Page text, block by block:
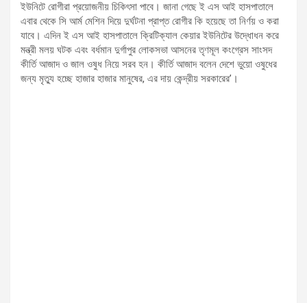
ইউনিটে রোগীরা প্রয়োজনীয় চিকিৎসা পাবে। জানা গেছে ই এস আই হাসপাতালে
এবার থেকে সি আর্ম মেশিন দিয়ে দুর্ঘটনা প্রাপ্ত রোগীর কি হয়েছে তা নির্ণয় ও করা
যাবে। এদিন ই এস আই হাসপাতালে ক্রিটিক্যাল কেয়ার ইউনিটের উদ্ধোধন করে
মন্ত্রী মলয় ঘটক এবং বর্ধমান দুর্গাপুর লোকসভা আসনের তৃণমূল কংগ্রেস সাংসদ
কীর্তি আজাদ ও জাল ওষুধ নিয়ে সরব হন। কীর্তি আজাদ বলেন দেশে ভুয়ো ওষুধের
জন্য মৃত্যু হচ্ছে হাজার হাজার মানুষের, এর দায় কেন্দ্রীয় সরকারের’।